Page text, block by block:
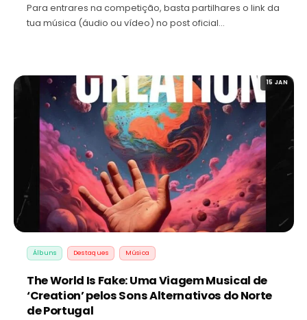
Para entrares na competição, basta partilhares o link da
tua música (áudio ou vídeo) no post oficial…
15 JAN
Álbuns Destaques Música
The World Is Fake: Uma Viagem Musical de
‘Creation’ pelos Sons Alternativos do Norte
de Portugal